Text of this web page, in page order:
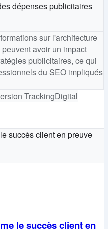
dépenses publicitaires
sur l'architecture
avoir un impact
publicitaires, ce qui
du SEO impliqués
TrackingDigital
le succès client en